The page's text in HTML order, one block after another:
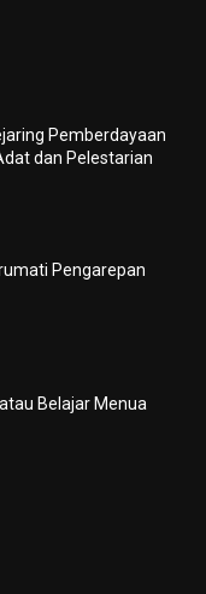
Pemberdayaan
dan Pelestarian
Pengarepan
Belajar Menua